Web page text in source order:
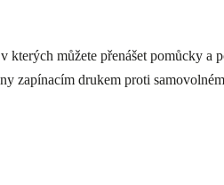
můžete přenášet pomůcky a
zapínacím drukem proti